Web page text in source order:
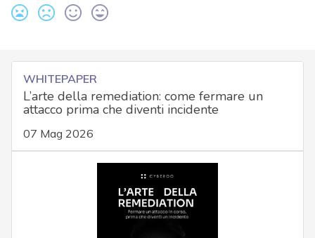
WHITEPAPER
L’arte della remediation: come fermare un
attacco prima che diventi incidente
07 Mag 2026